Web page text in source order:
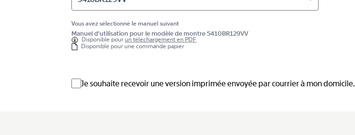
Vous avez sélectionné le manuel suivant
Manuel d'utilisation pour le modèle de montre 5410BR129VV
Disponible pourun téléchargement en PDF
Disponible pour une commande papier
Je souhaite recevoir une version imprimée envoyée par courrier à mon domicile.